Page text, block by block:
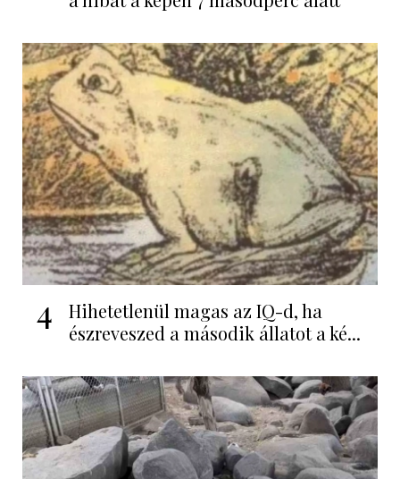
4
Hihetetlenül magas az IQ-d, ha
észreveszed a második állatot a ké...